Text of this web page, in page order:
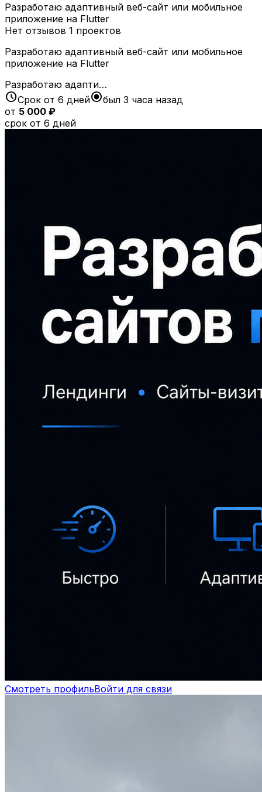
Разработаю адаптивный веб-сайт или мобильное
приложение на Flutter
Нет отзывов 1 проектов
Разработаю адаптивный веб-сайт или мобильное
приложение на Flutter
Разработаю адапти…
scheduleСрок от 6 днейradio_button_checkedбыл 3 часа назад
от 5 000 ₽
срок от 6 дней
Смотреть профильВойти для связи